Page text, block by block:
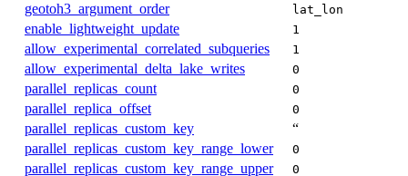
geotoh3_argument_order lat_lon
enable_lightweight_update 1
allow_experimental_correlated_subqueries 1
allow_experimental_delta_lake_writes 0
parallel_replicas_count 0
parallel_replica_offset 0
parallel_replicas_custom_key
“
parallel_replicas_custom_key_range_lower
0
parallel_replicas_custom_key_range_upper 0